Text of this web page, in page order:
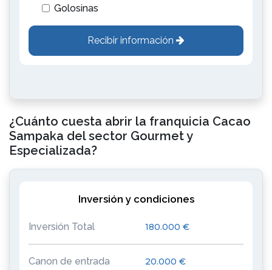
Golosinas
Recibir información
¿Cuánto cuesta abrir la franquicia Cacao
Sampaka del sector Gourmet y
Especializada?
Inversión y condiciones
Inversión Total 180.000 €
Canon de entrada 20.000 €